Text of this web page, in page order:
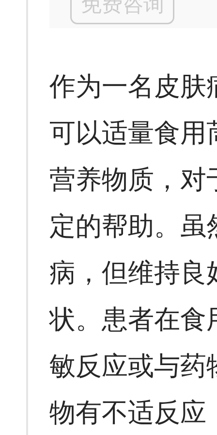
作为一名皮肤
可以适量食用
营养物质，对
定的帮助。虽
病，但维持良
状。患者在食
敏反应或与药
物有不适反应